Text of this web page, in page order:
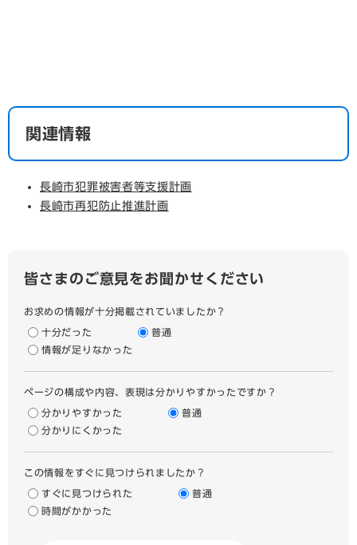
関連情報
長崎市犯罪被害者等支援計画
長崎市再犯防止推進計画
皆さまのご意見をお聞かせください
お求めの情報が十分掲載されていましたか？
十分だった
普通
情報が足りなかった
ページの構成や内容、表現は分かりやすかったですか？
分かりやすかった
普通
分かりにくかった
この情報をすぐに見つけられましたか？
すぐに見つけられた
普通
時間がかかった